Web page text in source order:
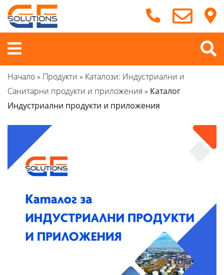
Продължете
към
съдържанието
Меню
Начало» Продукти » Каталози: Индустриални и
Санитарни продукти и приложения » Каталог
Индустриални продукти и приложения